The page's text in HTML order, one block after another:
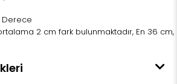
Derece
2 cm fark bulunmaktadır, En 36 cm,